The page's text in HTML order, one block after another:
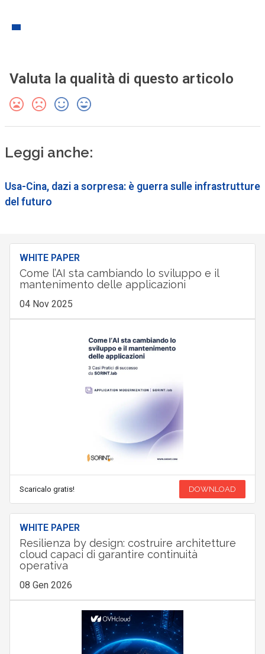
Valuta la qualità di questo articolo
Leggi anche:
Usa-Cina, dazi a sorpresa: è guerra sulle infrastrutture
del futuro
WHITE PAPER
Come l’AI sta cambiando lo sviluppo e il
mantenimento delle applicazioni
04 Nov 2025
Scaricalo gratis! DOWNLOAD
WHITE PAPER
Resilienza by design: costruire architetture
cloud capaci di garantire continuità
operativa
08 Gen 2026